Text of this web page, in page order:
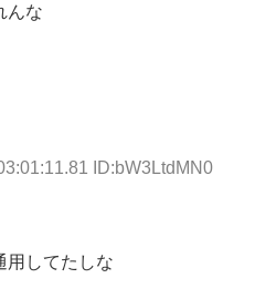
んな
ID:bW3LtdMN0
用してたしな